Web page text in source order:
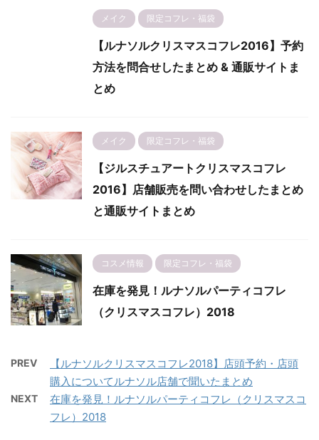
メイク 限定コフレ・福袋
【ルナソルクリスマスコフレ2016】予約
方法を問合せしたまとめ & 通販サイトま
とめ
メイク 限定コフレ・福袋
【ジルスチュアートクリスマスコフレ
2016】店舗販売を問い合わせしたまとめ
と通販サイトまとめ
コスメ情報 限定コフレ・福袋
在庫を発見！ルナソルパーティコフレ
（クリスマスコフレ）2018
PREV
【ルナソルクリスマスコフレ2018】店頭予約・店頭
購入についてルナソル店舗で聞いたまとめ
NEXT
在庫を発見！ルナソルパーティコフレ（クリスマスコ
フレ）2018